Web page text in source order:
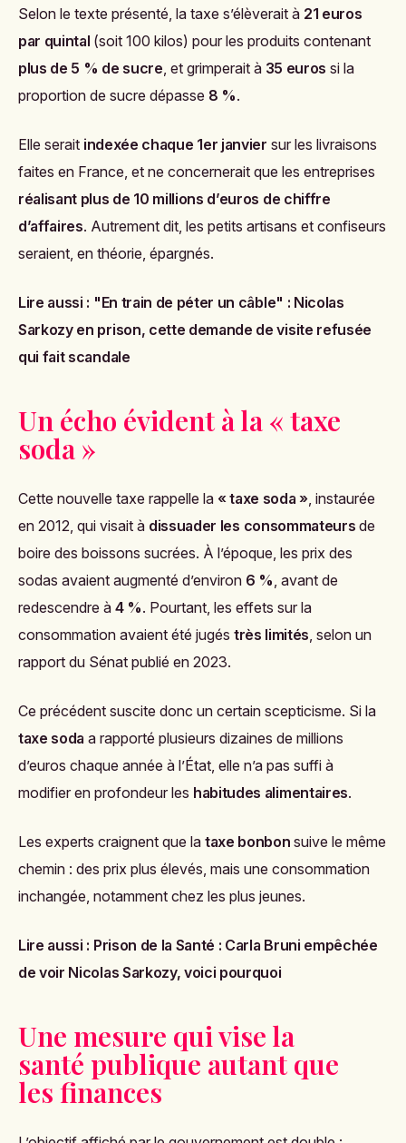
Selon le texte présenté, la taxe s’élèverait à 21 euros
par quintal (soit 100 kilos) pour les produits contenant
plus de 5 % de sucre, et grimperait à 35 euros si la
proportion de sucre dépasse 8 %.
Elle serait indexée chaque 1er janvier sur les livraisons
faites en France, et ne concernerait que les entreprises
réalisant plus de 10 millions d’euros de chiffre
d’affaires. Autrement dit, les petits artisans et confiseurs
seraient, en théorie, épargnés.
Lire aussi : "En train de péter un câble" : Nicolas
Sarkozy en prison, cette demande de visite refusée
qui fait scandale
Un écho évident à la « taxe
soda »
Cette nouvelle taxe rappelle la « taxe soda », instaurée
en 2012, qui visait à dissuader les consommateurs de
boire des boissons sucrées. À l’époque, les prix des
sodas avaient augmenté d’environ 6 %, avant de
redescendre à 4 %. Pourtant, les effets sur la
consommation avaient été jugés très limités, selon un
rapport du Sénat publié en 2023.
Ce précédent suscite donc un certain scepticisme. Si la
taxe soda a rapporté plusieurs dizaines de millions
d’euros chaque année à l’État, elle n’a pas suffi à
modifier en profondeur les habitudes alimentaires.
Les experts craignent que la taxe bonbon suive le même
chemin : des prix plus élevés, mais une consommation
inchangée, notamment chez les plus jeunes.
Lire aussi : Prison de la Santé : Carla Bruni empêchée
de voir Nicolas Sarkozy, voici pourquoi
Une mesure qui vise la
santé publique autant que
les finances